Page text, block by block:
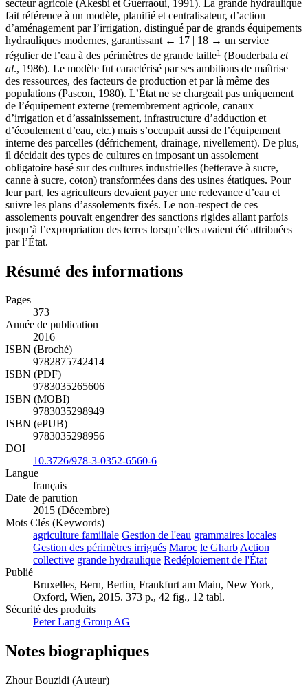
secteur agricole (Akesbi et Guerraoui, 1991). La grande hydraulique
fait référence à un modèle, planifié et centralisateur, d’action
d’aménagement par l’irrigation, distingué par de grands équipements
hydrauliques modernes, garantissant ← 17 | 18 → un service
régulier de l’eau à des périmètres de grande taille1 (Bouderbala et
al., 1986). Le modèle fut caractérisé par ses ambitions de maîtrise
des ressources, des facteurs de production et par là même des
populations (Pascon, 1980). L’État ne se chargeait pas uniquement
de l’équipement externe (remembrement agricole, canaux
d’irrigation et d’assainissement, infrastructure d’adduction et
d’écoulement d’eau, etc.) mais s’occupait aussi de l’équipement
interne des parcelles (défrichement, drainage, nivellement). De plus,
il décidait des types de cultures en imposant un assolement
obligatoire basé sur des cultures industrielles (betterave à sucre,
canne à sucre, coton) transformées dans des usines étatiques. Pour
leur part, les agriculteurs devaient payer une redevance d’eau et
suivre les plans d’assolements fixés. Le non-respect de ces
assolements pouvait engendrer des sanctions rigides allant parfois
jusqu’à l’expropriation des terres lorsqu’elles avaient été attribuées
par l’État.
Résumé des informations
Pages
373
Année de publication
2016
ISBN (Broché)
9782875742414
ISBN (PDF)
9783035265606
ISBN (MOBI)
9783035298949
ISBN (ePUB)
9783035298956
DOI
10.3726/978-3-0352-6560-6
Langue
français
Date de parution
2015 (Décembre)
Mots Clés (Keywords)
agriculture familiale Gestion de l'eau grammaires locales
Gestion des périmètres irrigués Maroc le GharbAction
collective grande hydraulique Redéploiement de l'État
Publié
Bruxelles, Bern, Berlin, Frankfurt am Main, New York,
Oxford, Wien, 2015. 373 p., 42 fig., 12 tabl.
Sécurité des produits
Peter Lang Group AG
Notes biographiques
Zhour Bouzidi (Auteur)